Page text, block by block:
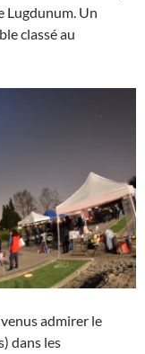
Lugdunum. Un
classé au
admirer le
dans les